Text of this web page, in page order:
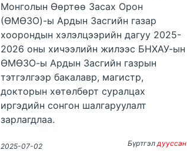
Монголын Өөртөө Засах Орон
(ӨМӨЗО)-ы Ардын Засгийн газар
хоорондын хэлэлцээрийн дагуу 2025-
2026 оны хичээлийн жилээс БНХАУ-ын
ӨМӨЗО-ы Ардын Засгийн газрын
тэтгэлгээр бакалавр, магистр,
докторын хөтөлбөрт суралцах
иргэдийн сонгон шалгаруулалт
зарлагдлаа.
2025-07-02 Бүртгэлдууссан